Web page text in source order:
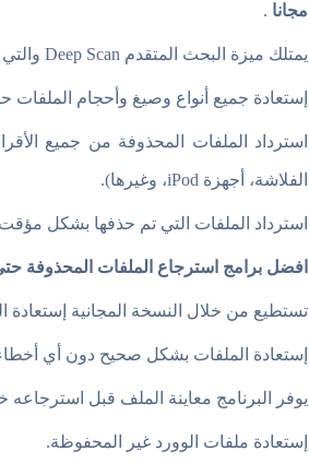
مجانا .
يمتلك ميزة البحث المتقدم Deep Scan والتي تمنحك بحث أشمل وأعمق.
إستعادة جميع أنواع وصيغ وأحجام الملفات
استرداد الملفات المحذوفة من جميع
الفلاشة، أجهزة iPod، وغيرها).
استرداد الملفات التي تم حذفها بشكل مؤقت
افضل برامج استرجاع الملفات المحذوفة
تستطيع من خلال النسخة المجانية إستعادة البيانات
إستعادة الملفات بشكل صحيح دون أي
يوفر البرنامج معاينة الملف قبل
إستعادة ملفات الوورد غير المحفوظة.